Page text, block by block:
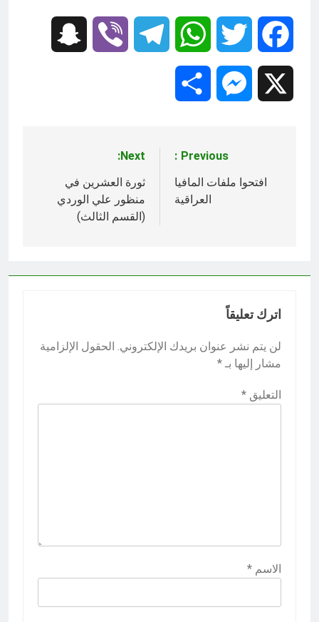
Facebook
Twitter
WhatsApp
Telegram
Viber
Messenger
المقالات
Previous:
افتحوا ملفات المافيا
العراقية
Next:
ثورة العشرين في
منظور علي الوردي
(القسم الثالث)
اترك تعليقاً
لن يتم نشر عنوان بريدك الإلكتروني. الحقول الإلزامية
مشار إليها بـ *
التعليق *
الاسم *